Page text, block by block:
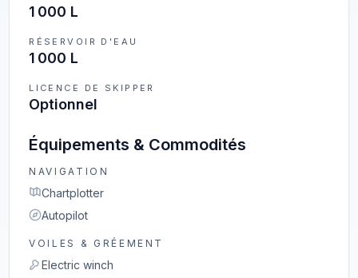
1 000 L
RÉSERVOIR D'EAU
1 000 L
LICENCE DE SKIPPER
Optionnel
Équipements & Commodités
NAVIGATION
Chartplotter
Autopilot
VOILES & GRÉEMENT
Electric winch